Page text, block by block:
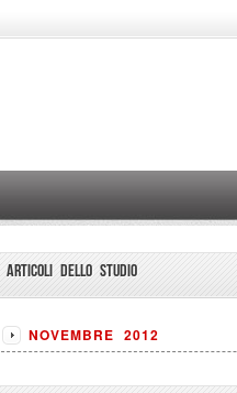
ARTICOLI DELLO STUDIO
NOVEMBRE 2012